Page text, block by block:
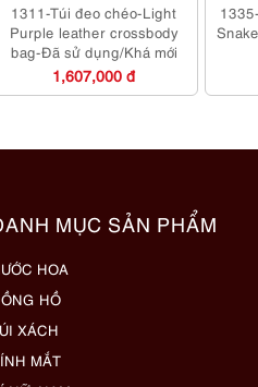
1311-Túi đeo chéo-Light
Purple leather crossbody
bag-Đã sử dụng/Khá mới
1,607,000 đ
MỤC SẢN PHẨM
HOA
HỒ
XÁCH
MẮT